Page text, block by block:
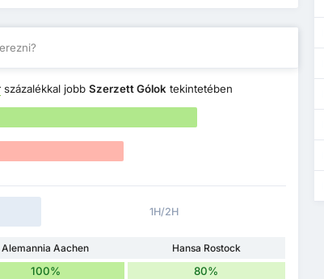
százalékkal jobbSzerzett Gólok tekintetében
1H/2H
Alemannia Aachen
Hansa Rostock
100% 80%